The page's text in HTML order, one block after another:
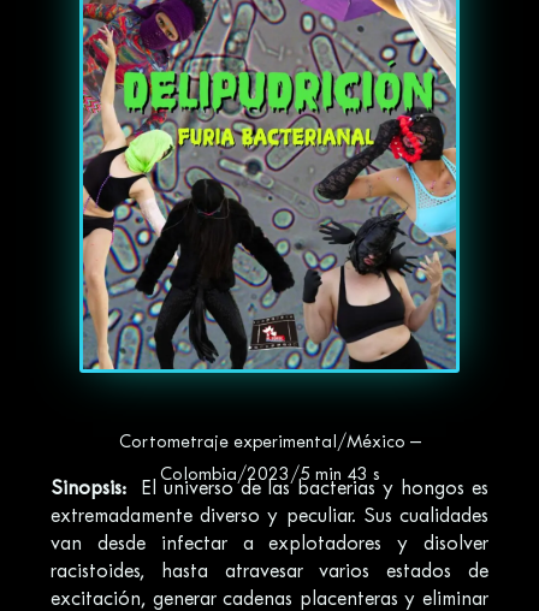
Cortometraje experimental/México –
Colombia/2023/5 min 43 s
Sinopsis:
El universo de las bacterias y hongos es
extremadamente diverso y peculiar. Sus cualidades
van desde infectar a explotadores y disolver
racistoides, hasta atravesar varios estados de
excitación, generar cadenas placenteras y eliminar